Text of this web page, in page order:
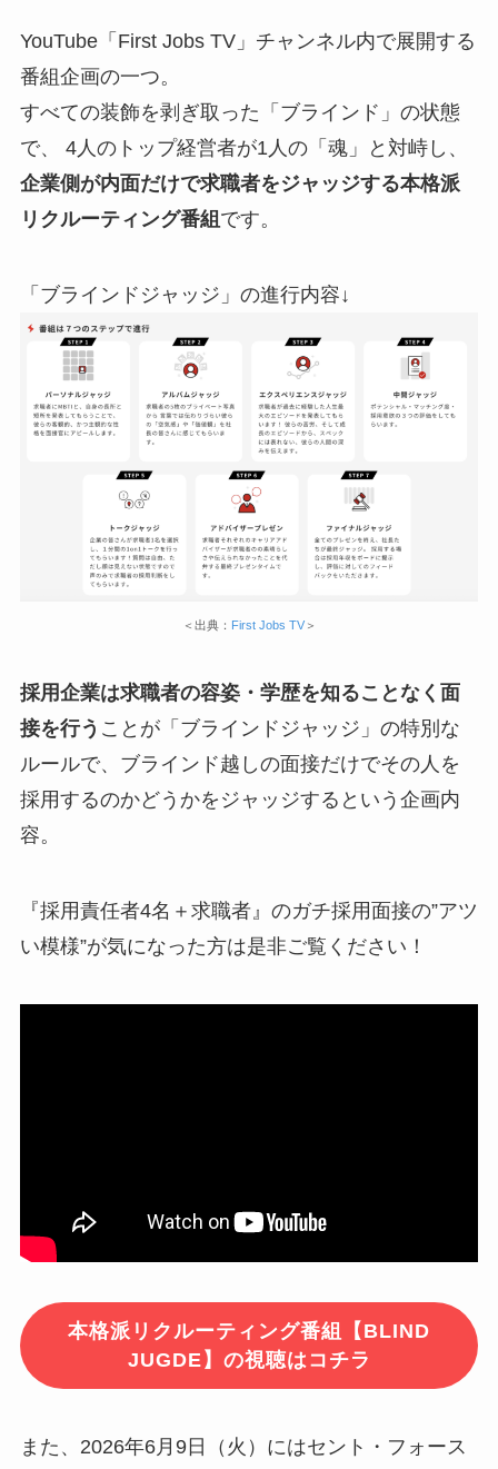
YouTube「First Jobs TV」チャンネル内で展開する
番組企画の一つ。
すべての装飾を剥ぎ取った「ブラインド」の状態
で、 4人のトップ経営者が1人の「魂」と対峙し、
企業側が内面だけで求職者をジャッジする本格派
リクルーティング番組 です。
「ブラインドジャッジ」の進行内容↓
＜出典： First Jobs TV＞
採用企業は求職者の容姿・学歴を知ることなく面
接を行う ことが「ブラインドジャッジ」の特別な
ルールで、ブラインド越しの面接だけでその人を
採用するのかどうかをジャッジするという企画内
容。
『採用責任者4名＋求職者』のガチ採用面接の”アツ
い模様”が気になった方は是非ご覧ください！
本格派リクルーティング番組【BLIND
JUGDE】の視聴はコチラ
また、2026年6月9日（火）にはセント・フォース